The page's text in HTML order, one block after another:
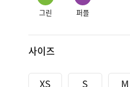
그린 퍼플
사이즈
XS S
M